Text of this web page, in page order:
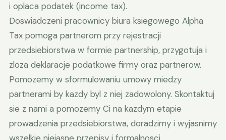
i oplaca podatek (income tax).
Doswiadczeni pracownicy biura ksiegowego Alpha
Tax pomoga partnerom przy rejestracji
przedsiebiorstwa w formie partnership, przygotuja i
zloza deklaracje podatkowe firmy oraz partnerow.
Pomozemy w sformulowaniu umowy miedzy
partnerami by kazdy byl z niej zadowolony. Skontaktuj
sie z nami a pomozemy Ci na kazdym etapie
prowadzenia przedsiebiorstwa, doradzimy i wyjasnimy